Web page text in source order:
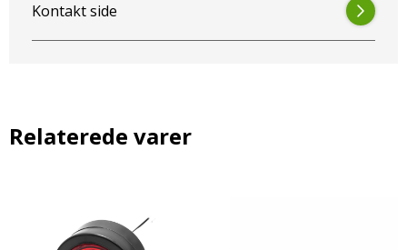
Kontakt side
Relaterede varer